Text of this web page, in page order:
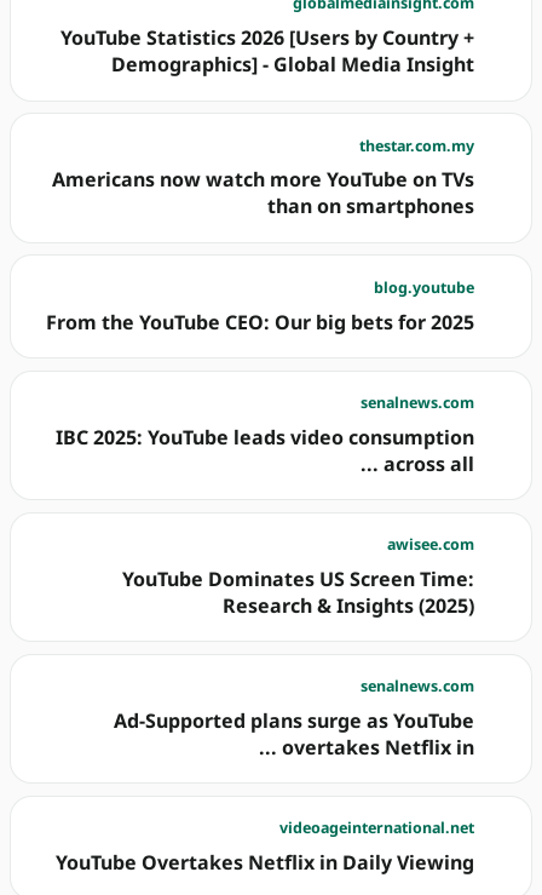
YouTube Statistics 2026 [Users by Country +
Demographics] - Global Media Insight
thestar.com.my
Americans now watch more YouTube on TVs
than on smartphones
blog.youtube
From the YouTube CEO: Our big bets for 2025
senalnews.com
IBC 2025: YouTube leads video consumption
across all ...
awisee.com
YouTube Dominates US Screen Time:
Research & Insights (2025)
senalnews.com
Ad-Supported plans surge as YouTube
overtakes Netflix in ...
videoageinternational.net
YouTube Overtakes Netflix in Daily Viewing